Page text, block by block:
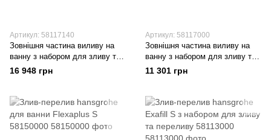
Артикул: 58117140
Зовнішня частина виливу на
ванну з набором для зливу та
переливу hansgrohe Exafill S
58117140
16 948 грн
Артикул: 58117000
Зовнішня частина виливу на
ванну з набором для зливу та
переливу hansgrohe Exafill S
58117000 хром
11 301 грн